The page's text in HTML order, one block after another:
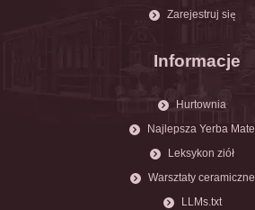
Zarejestruj się
Informacje
Hurtownia
Najlepsza Yerba Mate
Leksykon ziół
Warsztaty ceramiczne
LLMs.txt